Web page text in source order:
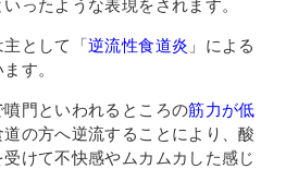
ったような表現をされます。
として「逆流性食道炎 」による
す。
門といわれるところの筋力が低
の方へ逆流することにより、酸
けて不快感やムカムカした感じ